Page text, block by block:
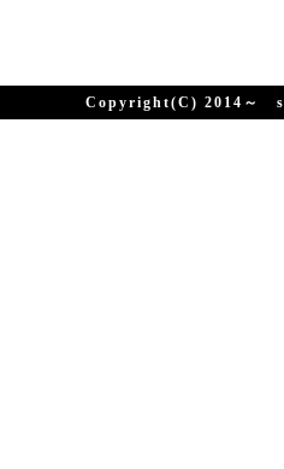
Copyright(C) 2014～